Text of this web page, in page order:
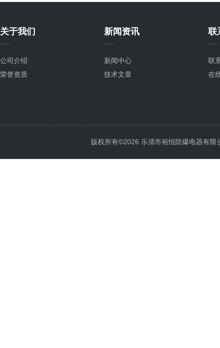
关于我们
公司介绍
荣誉资质
新闻资讯
新闻中心
技术文章
联
联
在
版权所有©2026 乐清市裕恒防爆电器有